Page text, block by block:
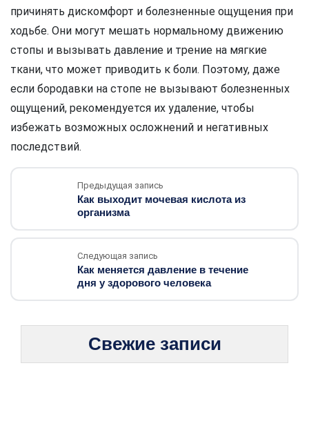
причинять дискомфорт и болезненные ощущения при
ходьбе. Они могут мешать нормальному движению
стопы и вызывать давление и трение на мягкие
ткани, что может приводить к боли. Поэтому, даже
если бородавки на стопе не вызывают болезненных
ощущений, рекомендуется их удаление, чтобы
избежать возможных осложнений и негативных
последствий.
Предыдущая запись
Как выходит мочевая кислота из
организма
Следующая запись
Как меняется давление в течение
дня у здорового человека
Свежие записи